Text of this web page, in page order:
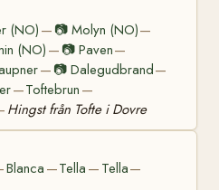
(NO) — 📷 Molyn (NO)—
(NO) — 📷 Paven—
— 📷 Dalegudbrand—
—Toftebrun —
Hingst från Tofte i Dovre
Blanca —Tella — Tella—